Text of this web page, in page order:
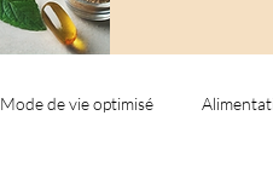
Mode de vie optimisé